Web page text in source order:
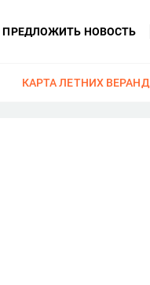
ПРЕДЛОЖИТЬ НОВОСТЬ
ЕЩЕ
КАРТА ЛЕТНИХ ВЕРАНД